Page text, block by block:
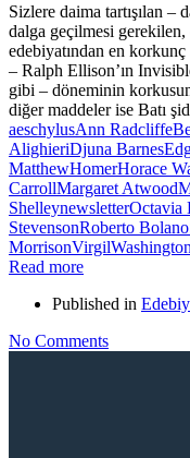
Sizlere daima tartışılan –
dalga geçilmesi gerekilen,
edebiyatından en
– Ralph Ellison’ın
gibi – döneminin
diğer maddeler ise Batı
aeschylusAnn Radcliffe
AlighieriDjuna Barnes
MatthewHomerHorace
CarrollMargaret Atwood
ShelleynewsletterOctavia
StevensonRoberto Bolano
MorrisonVirgil
Read more
Published in
No Comments